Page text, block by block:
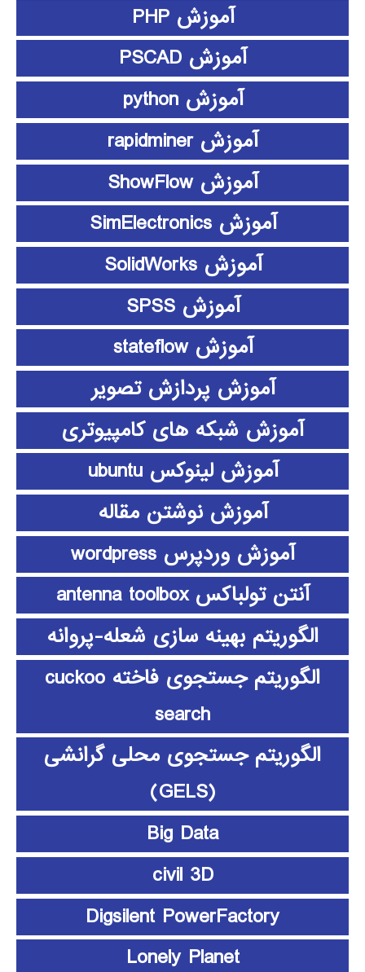
آموزش PHP
آموزش PSCAD
آموزش python
آموزش rapidminer
آموزش ShowFlow
آموزش SimElectronics
آموزش SolidWorks
آموزش SPSS
آموزش stateflow
آموزش پردازش تصویر
آموزش شبکه های کامپیوتری
آموزش لینوکس ubuntu
آموزش نوشتن مقاله
آموزش وردپرس wordpress
آنتن تولباکس antenna toolbox
الگوریتم بهینه سازی شعله-پروانه
الگوریتم جستجوی فاخته cuckoo
search
الگوریتم جستجوی محلی گرانشی
(GELS)
Big Data
civil 3D
Digsilent PowerFactory
Lonely Planet